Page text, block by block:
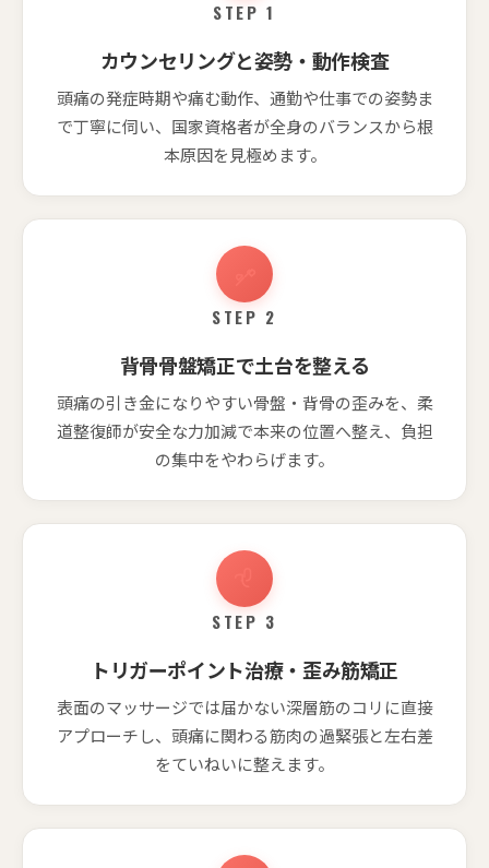
STEP 1
カウンセリングと姿勢・動作検査
頭痛の発症時期や痛む動作、通勤や仕事での姿勢ま
で丁寧に伺い、国家資格者が全身のバランスから根
本原因を見極めます。
STEP 2
背骨骨盤矯正で土台を整える
頭痛の引き金になりやすい骨盤・背骨の歪みを、柔
道整復師が安全な力加減で本来の位置へ整え、負担
の集中をやわらげます。
STEP 3
トリガーポイント治療・歪み筋矯正
表面のマッサージでは届かない深層筋のコリに直接
アプローチし、頭痛に関わる筋肉の過緊張と左右差
をていねいに整えます。